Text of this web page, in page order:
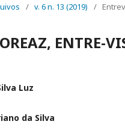
/ v. 6 n. 13 (2019) /
ENTRE-
Luz
da Silva